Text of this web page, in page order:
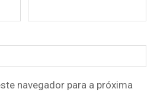
navegador para a próxima